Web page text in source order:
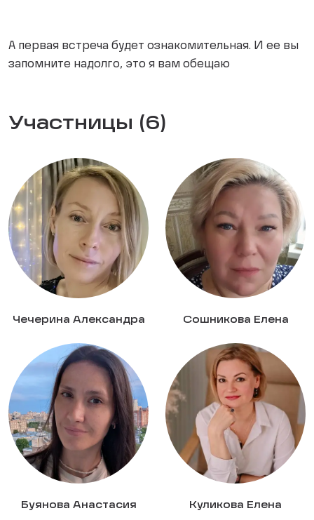
А первая встреча будет ознакомительная. И ее вы
запомните надолго, это я вам обещаю
Участницы (6)
Чечерина Александра Сошникова Елена
Буянова Анастасия Куликова Елена